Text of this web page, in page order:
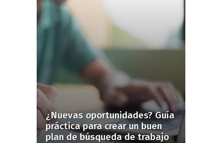
¿Nuevas oportunidades? Guía
práctica para crear un buen
plan de búsqueda de trabajo